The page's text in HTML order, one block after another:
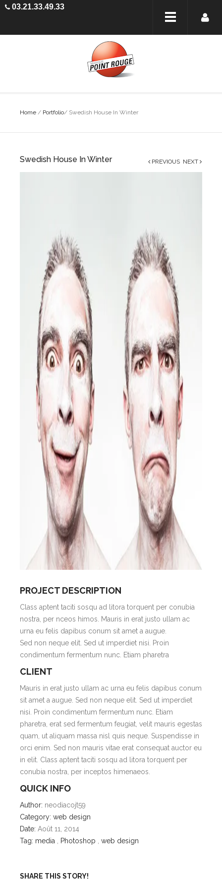
03.21.33.49.33
Home / Portfolio/ Swedish House In Winter
Swedish House In Winter PREVIOUS NEXT
PROJECT DESCRIPTION
Class aptent taciti sosqu ad litora torquent per conubia
nostra, per nceos himos. Mauris in erat justo ullam ac
urna eu felis dapibus conum sit amet a augue.
Sed non neque elit. Sed ut imperdiet nisi. Proin
condimentum fermentum nunc. Etiam pharetra
CLIENT
Mauris in erat justo ullam ac urna eu felis dapibus conum
sit amet a augue. Sed non neque elit. Sed ut imperdiet
nisi. Proin condimentum fermentum nunc. Etiam
pharetra, erat sed fermentum feugiat, velit mauris egestas
quam, ut aliquam massa nisl quis neque. Suspendisse in
orci enim. Sed non mauris vitae erat consequat auctor eu
in elit. Class aptent taciti sosqu ad litora torquent per
conubia nostra, per inceptos himenaeos.
QUICK INFO
Author: neodiacojt59
Category: web design
Date: Août 11, 2014
Tag: media Photoshop web design
SHARE THIS STORY!